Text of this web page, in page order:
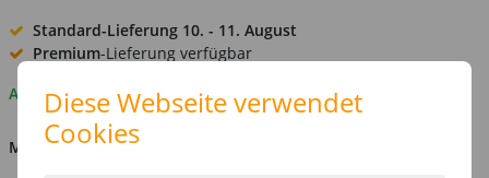
Standard-Lieferung 10. - 11. August
Premium-Lieferung verfügbar
Auf Lager
MENGE
Diese Webseite verwendet
Cookies